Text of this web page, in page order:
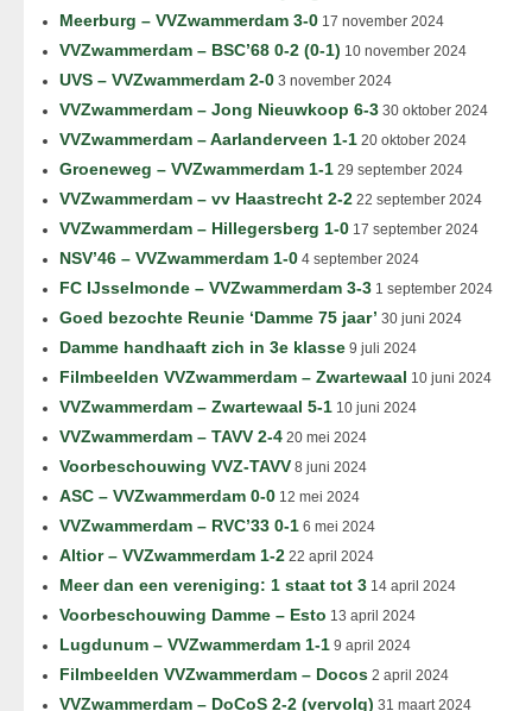
Meerburg – VVZwammerdam 3-0 17 november 2024
VVZwammerdam – BSC’68 0-2 (0-1) 10 november 2024
UVS – VVZwammerdam 2-0 3 november 2024
VVZwammerdam – Jong Nieuwkoop 6-3 30 oktober 2024
VVZwammerdam – Aarlanderveen 1-1 20 oktober 2024
Groeneweg – VVZwammerdam 1-1 29 september 2024
VVZwammerdam – vv Haastrecht 2-2 22 september 2024
VVZwammerdam – Hillegersberg 1-0 17 september 2024
NSV’46 – VVZwammerdam 1-0 4 september 2024
FC IJsselmonde – VVZwammerdam 3-3 1 september 2024
Goed bezochte Reunie ‘Damme 75 jaar’ 30 juni 2024
Damme handhaaft zich in 3e klasse 9 juli 2024
Filmbeelden VVZwammerdam – Zwartewaal 10 juni 2024
VVZwammerdam – Zwartewaal 5-1 10 juni 2024
VVZwammerdam – TAVV 2-4 20 mei 2024
Voorbeschouwing VVZ-TAVV 8 juni 2024
ASC – VVZwammerdam 0-0 12 mei 2024
VVZwammerdam – RVC’33 0-1 6 mei 2024
Altior – VVZwammerdam 1-2 22 april 2024
Meer dan een vereniging: 1 staat tot 3 14 april 2024
Voorbeschouwing Damme – Esto 13 april 2024
Lugdunum – VVZwammerdam 1-1 9 april 2024
Filmbeelden VVZwammerdam – Docos 2 april 2024
VVZwammerdam – DoCoS 2-2 (vervolg) 31 maart 2024